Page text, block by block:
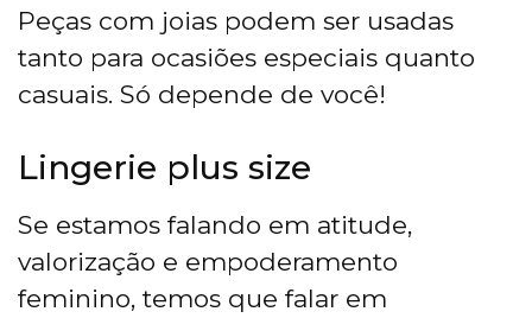
Peças com joias podem ser usadas
tanto para ocasiões especiais quanto
casuais. Só depende de você!
Lingerie plus size
Se estamos falando em atitude,
valorização e empoderamento
feminino, temos que falar em